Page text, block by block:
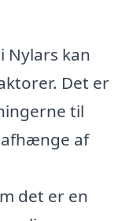
Nylars kan
Det er
til
af
det er en